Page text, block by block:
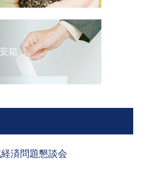
箱
済問題懇談会